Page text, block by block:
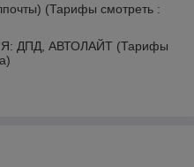
(Тарифы смотреть :
ДПД, АВТОЛАЙТ (Тарифы